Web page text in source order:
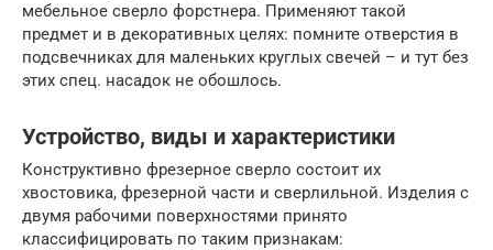
мебельное сверло форстнера. Применяют такой
предмет и в декоративных целях: помните отверстия в
подсвечниках для маленьких круглых свечей – и тут без
этих спец. насадок не обошлось.
Устройство, виды и характеристики
Конструктивно фрезерное сверло состоит их
хвостовика, фрезерной части и сверлильной. Изделия с
двумя рабочими поверхностями принято
классифицировать по таким признакам: